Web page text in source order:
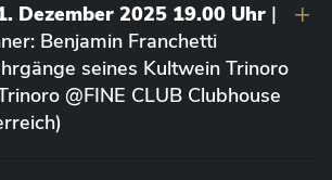
Dezember 2025 19.00 Uhr |
Benjamin Franchetti
seines Kultwein Trinoro
@FINE CLUB Clubhouse